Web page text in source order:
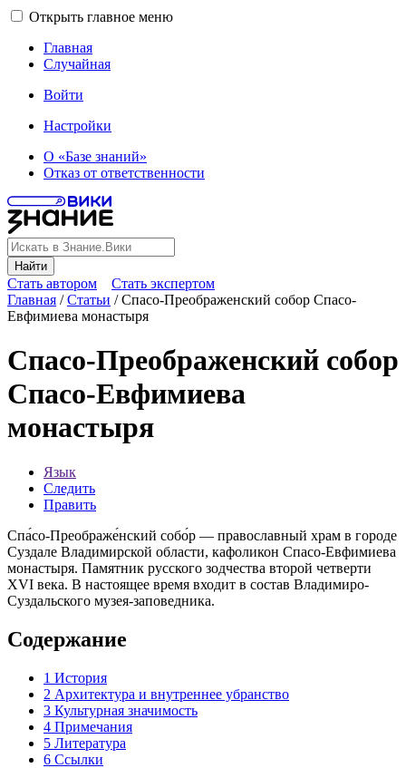
Открыть главное меню
Главная
Случайная
Войти
Настройки
О «Базе знаний»
Отказ от ответственности
Найти
Стать автором
Стать экспертом
Главная /Статьи /Спасо-Преображенский собор Спасо-
Евфимиева монастыря
Спасо-Преображенский собор
Спасо-Евфимиева
монастыря
Язык
Следить
Править
Спа́со-Преображе́нский собо́р — православный храм в городе
Суздале Владимирской области, кафоликон Спасо-Евфимиева
монастыря. Памятник русского зодчества второй четверти
XVI века. В настоящее время входит в состав Владимиро-
Суздальского музея-заповедника.
Содержание
1 История
2 Архитектура и внутреннее убранство
3 Культурная значимость
4 Примечания
5 Литература
6 Ссылки